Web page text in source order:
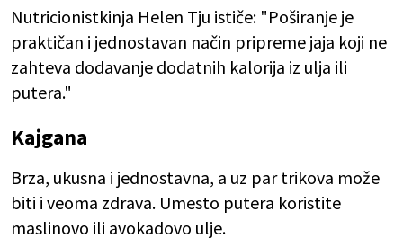
Nutricionistkinja Helen Tju ističe: "Poširanje je
praktičan i jednostavan način pripreme jaja koji ne
zahteva dodavanje dodatnih kalorija iz ulja ili
putera."
Kajgana
Brza, ukusna i jednostavna, a uz par trikova može
biti i veoma zdrava. Umesto putera koristite
maslinovo ili avokadovo ulje.